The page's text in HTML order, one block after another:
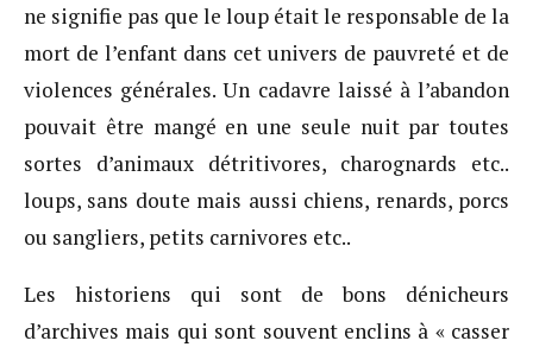
ne signifie pas que le loup était le responsable de la
mort de l’enfant dans cet univers de pauvreté et de
violences générales. Un cadavre laissé à l’abandon
pouvait être mangé en une seule nuit par toutes
sortes d’animaux détritivores, charognards etc..
loups, sans doute mais aussi chiens, renards, porcs
ou sangliers, petits carnivores etc..
Les historiens qui sont de bons dénicheurs
d’archives mais qui sont souvent enclins à « casser